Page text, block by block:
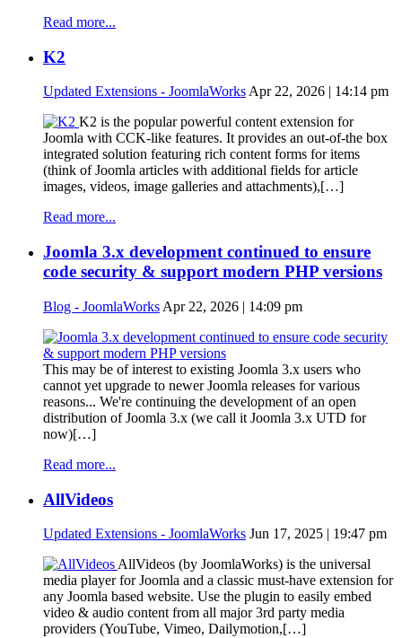
Read more...
K2
Updated Extensions - JoomlaWorksApr 22, 2026 | 14:14 pm
K2 is the popular powerful content extension for
Joomla with CCK-like features. It provides an out-of-the box
integrated solution featuring rich content forms for items
(think of Joomla articles with additional fields for article
images, videos, image galleries and attachments),[…]
Read more...
Joomla 3.x development continued to ensure
code security & support modern PHP versions
Blog - JoomlaWorks Apr 22, 2026 | 14:09 pm
This may be of interest to existing Joomla 3.x users who
cannot yet upgrade to newer Joomla releases for various
reasons... We're continuing the development of an open
distribution of Joomla 3.x (we call it Joomla 3.x UTD for
now)[…]
Read more...
AllVideos
Updated Extensions - JoomlaWorks Jun 17, 2025 | 19:47 pm
AllVideos (by JoomlaWorks) is the universal
media player for Joomla and a classic must-have extension for
any Joomla based website. Use the plugin to easily embed
video & audio content from all major 3rd party media
providers (YouTube, Vimeo, Dailymotion,[…]